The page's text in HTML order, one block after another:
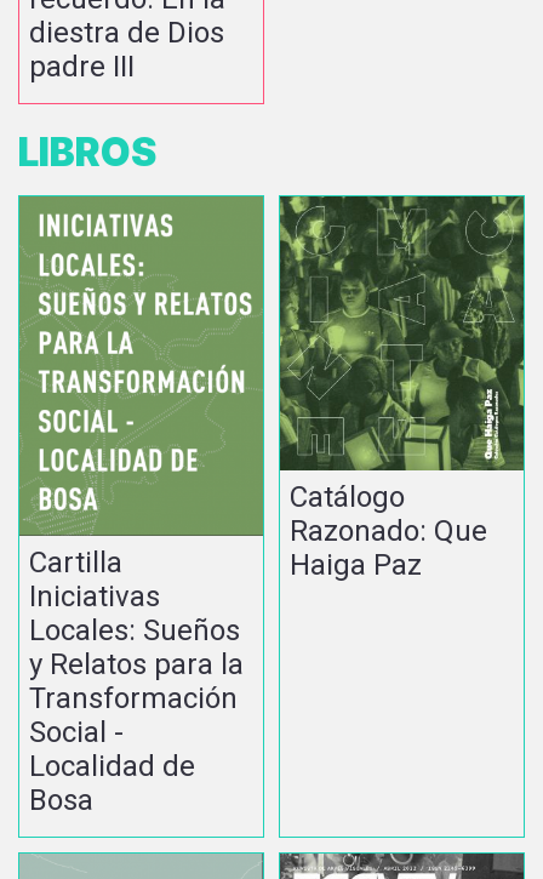
diestra de Dios
padre III
LIBROS
Cartilla
Iniciativas
Locales: Sueños
y Relatos para la
Transformación
Social -
Localidad de
Bosa
Catálogo
Razonado: Que
Haiga Paz